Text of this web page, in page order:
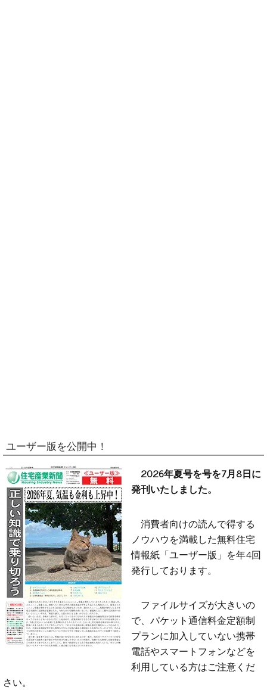
ユーザー版を公開中！
2026年夏号を号を7月8日に
発刊いたしました。
消費者向けの読んで得する
ノウハウを満載した無料住宅
情報紙「ユーザー版」を年4回
発行しております。
ファイルサイズが大きいの
で、パケット通信料金定額制
プランに加入していない携帯
電話やスマートフォンなどを
利用している方はご注意くだ
さい。